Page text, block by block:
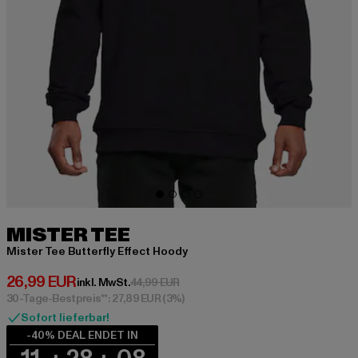
MISTER TEE
Mister Tee Butterfly Effect Hoody
26,99 EUR
Derzeitiger Preis: 26,99 EUR
inkl. MwSt.44,99 EURAktionspreis: 44,99 EUR
30-Tage-Bestpreis**: 27,89 EUR(3%)
Sofort lieferbar!
-40% DEAL ENDET IN